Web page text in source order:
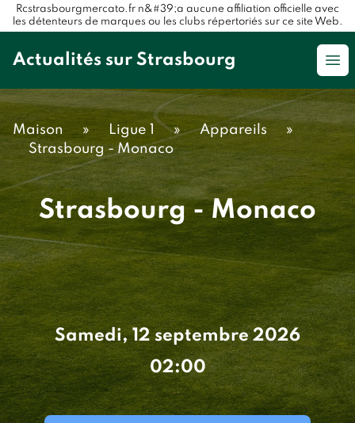
Rcstrasbourgmercato.fr n&#39;a aucune affiliation officielle avec
les détenteurs de marques ou les clubs répertoriés sur ce site Web.
Actualités sur Strasbourg
Maison » Ligue 1 » Appareils
»
Strasbourg - Monaco
Strasbourg - Monaco
Samedi, 12 septembre 2026
02:00